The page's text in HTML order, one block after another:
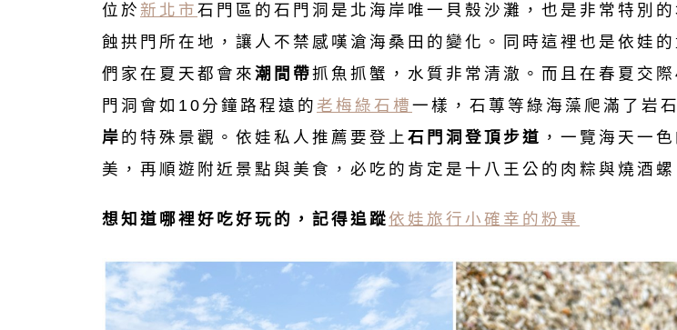
位於 新北市 石門區的石門洞是北海岸唯一貝殼沙灘，也是非常特別
蝕拱門所在地，讓人不禁感嘆滄海桑田的變化。同時這裡也是依娃
們家在夏天都會來 潮間帶抓魚抓蟹，水質非常清澈。而且在春夏交
門洞會如10分鐘路程遠的 老梅綠石槽 一樣，石蓴等綠海藻爬滿了岩
岸 的特殊景觀。依娃私人推薦要登上 石門洞登頂步道 ，一覽海天一
美，再順遊附近景點與美食，必吃的肯定是十八王公的肉粽與燒酒螺
想知道哪裡好吃好玩的，記得追蹤依娃旅行小確幸的粉專